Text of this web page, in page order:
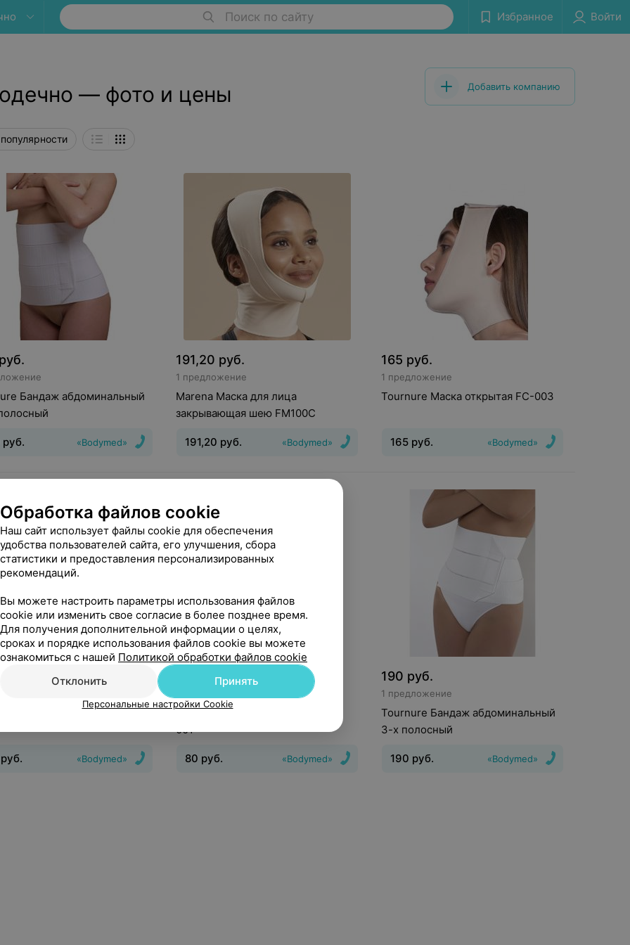
Поиск по сайту Избранное Войти
— фото и цены Добавить компанию
руб.
Бандаж абдоминальный
«Bodymed»
руб.
стенка
191,20 руб.
1 предложение
Marena Маска для лица
закрывающая шею FM100C
«Bodymed»
191,20 руб.
Вид: послеоперационный
165 руб.
1 предложение
Tournure Маска открытая FC-003
«Bodymed»
165 руб.
Ото-бандаж 0700
«Bodymed»
руб.
руб.
Tournure Стяжка удлиненная S-
001
«Bodymed»
80 руб.
190 руб.
1 предложение
Tournure Бандаж абдоминальный
3-х полосный
«Bodymed»
190 руб.
Обработка файлов cookie
Наш сайт использует файлы cookie для обеспечения
удобства пользователей сайта, его улучшения, сбора
статистики и предоставления персонализированных
рекомендаций.
Вы можете настроить параметры использования файлов
cookie или изменить свое согласие в более позднее время.
Для получения дополнительной информации о целях,
сроках и порядке использования файлов cookie вы можете
ознакомиться с нашей Политикой обработки файлов cookie
Отклонить
Принять
Персональные настройки Cookie